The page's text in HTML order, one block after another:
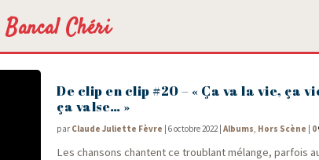
Bancal Chéri
De clip en clip #20 – « Ça va la vie, ça
ça valse… »
par Claude Juliette Fèvre |6 octobre 2022|Albums, Hors Scène 0
Les chan­sons chantent ce trou­blant mélange, par­fois